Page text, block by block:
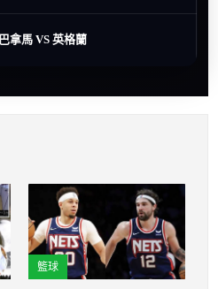
巴拿馬 VS 英格蘭
籃球